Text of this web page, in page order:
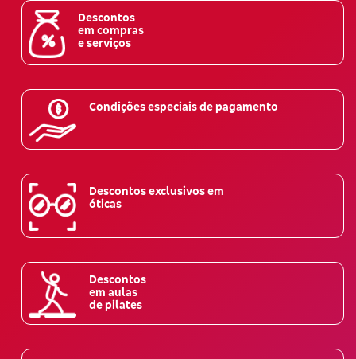
Descontos
em compras
e serviços
Condições especiais de pagamento
Descontos exclusivos em
óticas
Descontos
em aulas
de pilates